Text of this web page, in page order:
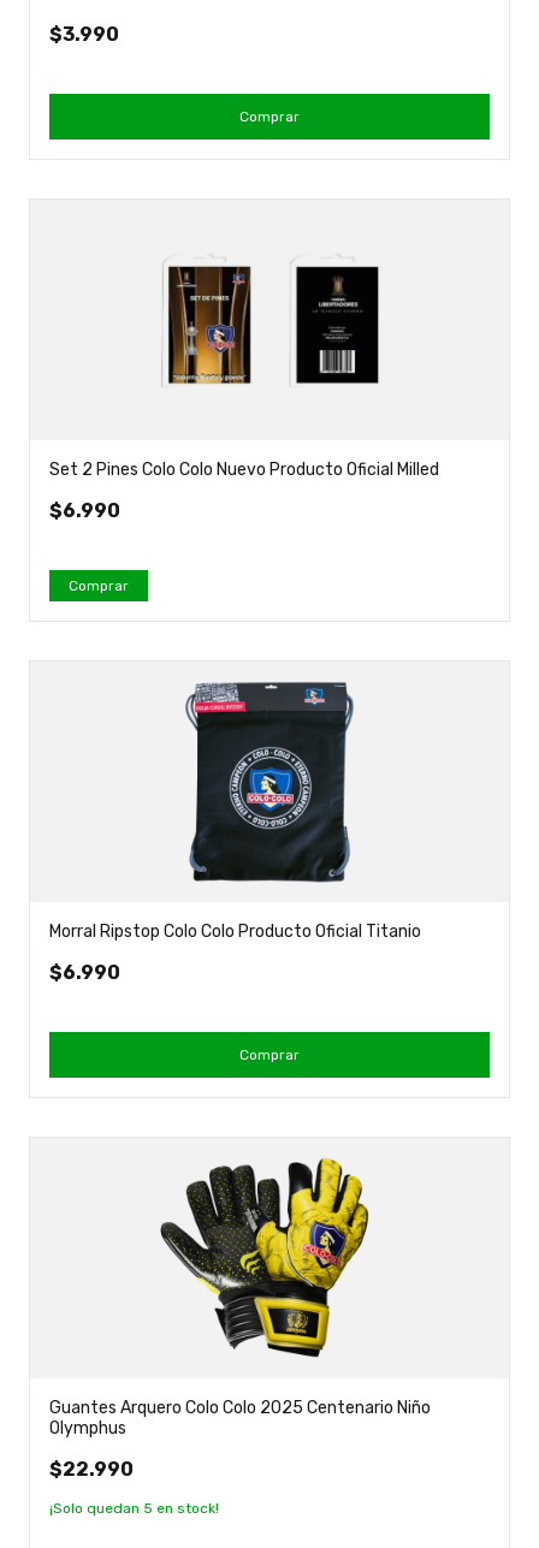
$3.990
Comprar
Set 2 Pines Colo Colo Nuevo Producto Oficial Milled
$6.990
Morral Ripstop Colo Colo Producto Oficial Titanio
$6.990
Comprar
Guantes Arquero Colo Colo 2025 Centenario Niño
Olymphus
$22.990
¡Solo quedan 5 en stock!